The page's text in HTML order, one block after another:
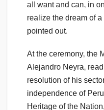
all want and can, in
realize the dream of
pointed out.
At the ceremony, the
Alejandro Neyra,
resolution of his
independence of
Heritage of the